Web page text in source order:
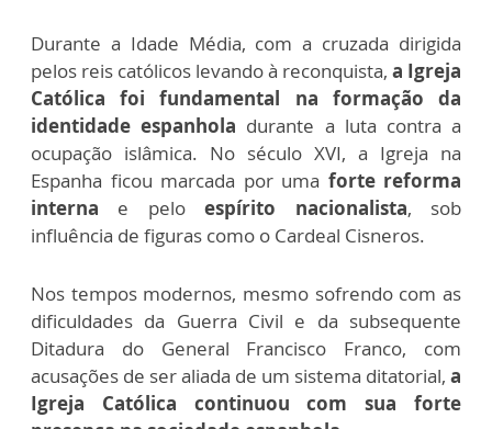
Durante a Idade Média, com a cruzada dirigida
pelos reis católicos levando à reconquista, a Igreja
Católica foi fundamental na formação da
identidade espanhola durante a luta contra a
ocupação islâmica. No século XVI, a Igreja na
Espanha ficou marcada por uma forte reforma
interna e peloespírito nacionalista, sob
influência de figuras como o Cardeal Cisneros.
Nos tempos modernos, mesmo sofrendo com as
dificuldades da Guerra Civil e da subsequente
Ditadura do General Francisco Franco, com
acusações de ser aliada de um sistema ditatorial, a
Igreja Católica continuou com sua forte